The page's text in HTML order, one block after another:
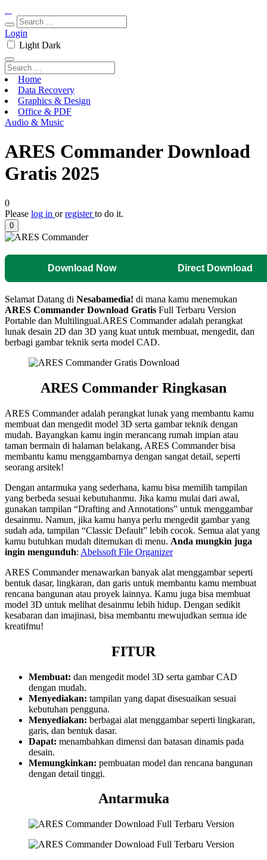
Login
Light Dark
Home
Data Recovery
Graphics & Design
Office & PDF
Audio & Music
ARES Commander Download
Gratis 2025
0
Please log in orregisterto do it.
0
Download Now Direct Download
Selamat Datang di Nesabamedia! di mana kamu menemukan
ARES Commander Download Gratis Full Terbaru Version
Portable dan Multilingual.ARES Commander adalah perangkat
lunak desain 2D dan 3D yang kuat untuk membuat, mengedit, dan
berbagi gambar teknik serta model CAD.
ARES Commander Ringkasan
ARES Commander adalah perangkat lunak yang membantu kamu
membuat dan mengedit model 3D serta gambar teknik dengan
mudah. Bayangkan kamu ingin merancang rumah impian atau
taman bermain di halaman belakang, ARES Commander bisa
membantu kamu menggambarnya dengan sangat detail, seperti
seorang arsitek!
Dengan antarmuka yang sederhana, kamu bisa memilih tampilan
yang berbeda sesuai kebutuhanmu. Jika kamu mulai dari awal,
gunakan tampilan “Drafting and Annotations” untuk menggambar
desainmu. Namun, jika kamu hanya perlu mengedit gambar yang
sudah ada, tampilan “Classic Default” lebih cocok. Semua alat yang
kamu butuhkan mudah ditemukan di menu. Anda mungkin juga
ingin mengunduh: Abelssoft File Organizer
ARES Commander menawarkan banyak alat menggambar seperti
bentuk dasar, lingkaran, dan garis untuk membantu kamu membuat
rencana bangunan atau proyek lainnya. Kamu juga bisa membuat
model 3D untuk melihat desainmu lebih hidup. Dengan sedikit
kesabaran dan imajinasi, bisa membantu mewujudkan semua ide
kreatifmu!
FITUR
Membuat: dan mengedit model 3D serta gambar CAD
dengan mudah.
Menyediakan: tampilan yang dapat disesuaikan sesuai
kebutuhan pengguna.
Menyediakan: berbagai alat menggambar seperti lingkaran,
garis, dan bentuk dasar.
Dapat: menambahkan dimensi dan batasan dinamis pada
desain.
Memungkinkan: pembuatan model dan rencana bangunan
dengan detail tinggi.
Antarmuka